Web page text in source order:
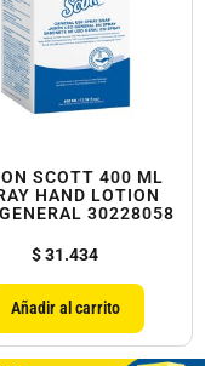
SCOTT 400 ML
HAND LOTION
30228058
$31.434
Añadir al carrito